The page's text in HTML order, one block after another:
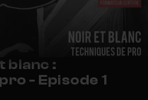
blanc :
- Episode 1